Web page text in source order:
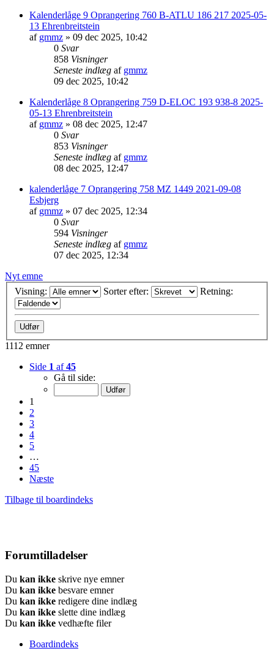
Kalenderlåge 9 Oprangering 760 B-ATLU 186 217 2025-05-
13 Ehrenbreitstein
af gmmz » 09 dec 2025, 10:42
0 Svar
858 Visninger
Seneste indlæg af gmmz
09 dec 2025, 10:42
Kalenderlåge 8 Oprangering 759 D-ELOC 193 938-8 2025-
05-13 Ehrenbreitstein
af gmmz » 08 dec 2025, 12:47
0 Svar
853 Visninger
Seneste indlæg af gmmz
08 dec 2025, 12:47
kalenderlåge 7 Oprangering 758 MZ 1449 2021-09-08
Esbjerg
af gmmz » 07 dec 2025, 12:34
0 Svar
594 Visninger
Seneste indlæg af gmmz
07 dec 2025, 12:34
Nyt emne
Visning:
Sorter efter: Retning:
1112 emner
Side 1 af45
Gå til side:
1
2
3
4
5
…
45
Næste
Tilbage til boardindeks
Forumtilladelser
Du kan ikke skrive nye emner
Du kan ikke besvare emner
Du kan ikke redigere dine indlæg
Du kan ikke slette dine indlæg
Du kan ikke vedhæfte filer
Boardindeks